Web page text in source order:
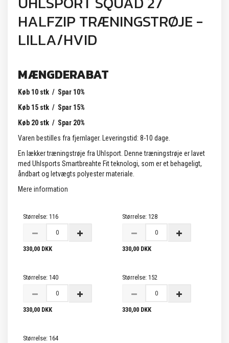
HALFZIP TRÆNINGSTRØJE -
LILLA/HVID
MÆNGDERABAT
Køb 10 stk / Spar 10%
Køb 15 stk / Spar 15%
Køb 20 stk / Spar 20%
Varen bestilles fra fjernlager. Leveringstid: 8-10 dage.
En lækker træningstrøje fra Uhlsport. Denne træningstrøje er lavet
med Uhlsports Smartbreahte Fit teknologi, som er et behageligt,
åndbart og letvægts polyester materiale.
Mere information
Størrelse: 116
330,00 DKK
Størrelse: 128
330,00 DKK
Størrelse: 140
330,00 DKK
Størrelse: 152
330,00 DKK
Størrelse: 164